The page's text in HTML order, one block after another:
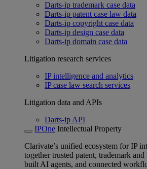
Darts-ip trademark case data
Darts-ip patent case law data
Darts-ip copyright case data
Darts-ip design case data
Darts-ip domain case data
Litigation research services
IP intelligence and analytics
IP case law search services
Litigation data and APIs
Darts-ip API
IPOne Intellectual Property
Clarivate’s unified ecosystem for IP
together trusted patent, trademark
built AI agents, and connected